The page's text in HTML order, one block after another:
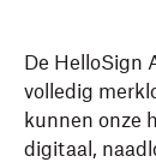
De HelloSign
volledig
kunnen onze
digitaal,